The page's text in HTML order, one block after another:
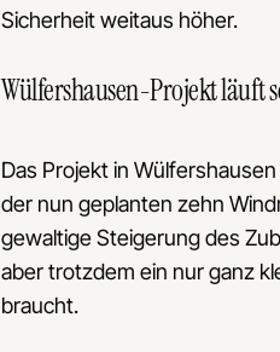
Sicherheit weitaus höher.
Wülfershausen-Projekt läuft
Das Projekt in
der nun geplanten zehn
gewaltige Steigerung des
aber trotzdem ein nur ganz
braucht.